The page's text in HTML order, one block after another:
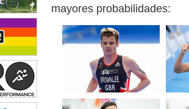
mayores probabilidades: